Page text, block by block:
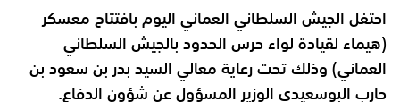
احتفل الجيش السلطاني العماني اليوم بافتتاح معسكر
(هيماء لقيادة لواء حرس الحدود بالجيش السلطاني
العماني) وذلك تحت رعاية معالي السيدبدر بن سعود بن
حارب البوسعيدي الوزير المسؤول عن شؤون الدفاع.